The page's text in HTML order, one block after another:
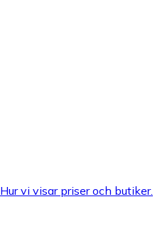
Hur vi visar priser och butiker.